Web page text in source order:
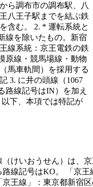
ら調布市の調布駅、八
八王子駅までを結ぶ鉄
含む。 2. * 運転系統と
線を除いたもの。新宿
線系統：京王電鉄の鉄
原線・競馬場線・動物
馬車軌間）を採用する
3. に井の頭線（1067
路線記号はIN）を加え
下、本項では特記が
（けいおうせん）は、
路線記号はKO。 「京
京王線」：東京都新宿